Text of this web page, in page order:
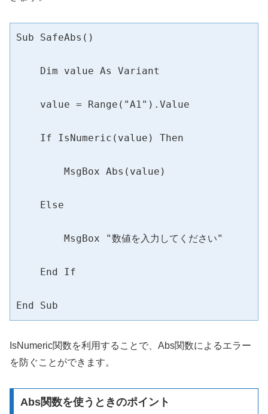
Sub SafeAbs()
    Dim value As Variant
    value = Range("A1").Value
    If IsNumeric(value) Then
        MsgBox Abs(value)
    Else
        MsgBox "数値を入力してください"
    End If
End Sub
IsNumeric関数を利用することで、Abs関数によるエラー
を防ぐことができます。
Abs関数を使うときのポイント